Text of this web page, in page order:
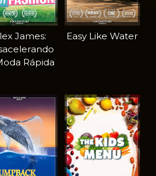
James:
Rápida
Easy Like Water